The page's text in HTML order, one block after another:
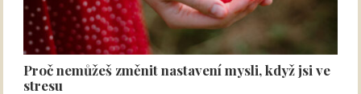
Proč nemůžeš změnit nastavení mysli, když jsi ve
stresu